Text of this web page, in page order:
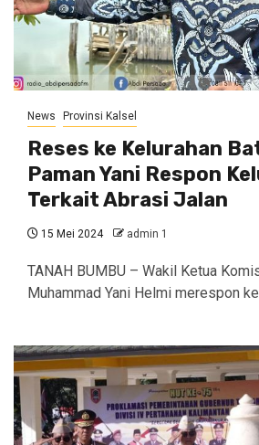
News Provinsi Kalsel
Reses ke Kelurahan
Paman Yani Respon
Terkait Abrasi Jalan
15 Mei 2024 admin 1
TANAH BUMBU – Wakil Ketua
Muhammad Yani Helmi merespon